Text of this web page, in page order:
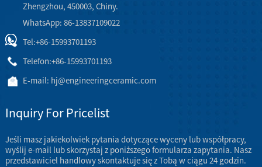
Zhengzhou, 450003, Chiny.
WhatsApp: 86-13837109022
Tel:+86-15993701193
Telefon:+86-15993701193
E-mail: hj@engineeringceramic.com
Inquiry For Pricelist
Jeśli masz jakiekolwiek pytania dotyczące wyceny lub współpracy,
wyślij e-mail lub skorzystaj z poniższego formularza zapytania. Nasz
przedstawiciel handlowy skontaktuje się z Tobą w ciągu 24 godzin.